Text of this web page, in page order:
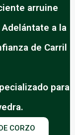
arruine
a la
de Carril
para
CORZO